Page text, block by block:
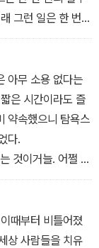
그런 일은 한 번도
시 헬리오스의 마
못 다가갔다가는
이다.
아무 소용 없다는
은 시간이라도 즐
약속했으니 탐욕스
다.
것이거늘. 어쩔 수
로 변하게 해주겠
공경하고 정성스
대에게 선물을 주
라니 어쩔 수 없지.
때부터 비틀어졌
상 사람들을 치유